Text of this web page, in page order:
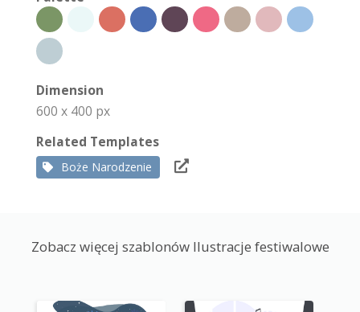
Dimension
600 x 400 px
Related Templates
Boże Narodzenie
Zobacz więcej szablonów Ilustracje festiwalowe